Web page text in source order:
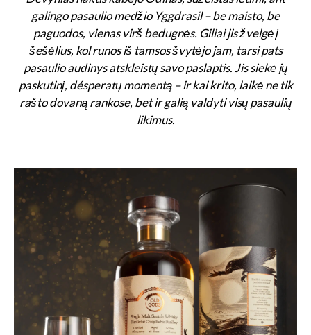
galingo pasaulio medžio Yggdrasil – be maisto, be
paguodos, vienas virš bedugnės. Giliai jis žvelgė į
šešėlius, kol runos iš tamsos švytėjo jam, tarsi pats
pasaulio audinys atskleistų savo paslaptis. Jis siekė jų
paskutinį, désperatų momentą – ir kai krito, laikė ne tik
rašto dovaną rankose, bet ir galią valdyti visų pasaulių
likimus.